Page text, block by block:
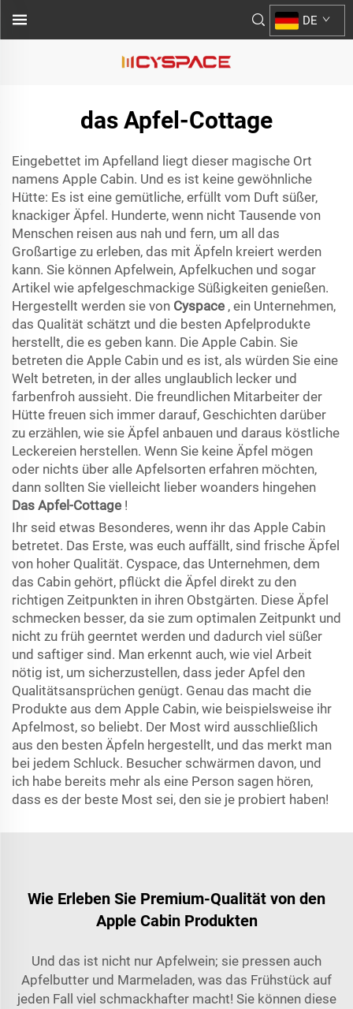
DE
das Apfel-Cottage
Eingebettet im Apfelland liegt dieser magische Ort
namens Apple Cabin. Und es ist keine gewöhnliche
Hütte: Es ist eine gemütliche, erfüllt vom Duft süßer,
knackiger Äpfel. Hunderte, wenn nicht Tausende von
Menschen reisen aus nah und fern, um all das
Großartige zu erleben, das mit Äpfeln kreiert werden
kann. Sie können Apfelwein, Apfelkuchen und sogar
Artikel wie apfelgeschmackige Süßigkeiten genießen.
Hergestellt werden sie von Cyspace , ein Unternehmen,
das Qualität schätzt und die besten Apfelprodukte
herstellt, die es geben kann. Die Apple Cabin. Sie
betreten die Apple Cabin und es ist, als würden Sie eine
Welt betreten, in der alles unglaublich lecker und
farbenfroh aussieht. Die freundlichen Mitarbeiter der
Hütte freuen sich immer darauf, Geschichten darüber
zu erzählen, wie sie Äpfel anbauen und daraus köstliche
Leckereien herstellen. Wenn Sie keine Äpfel mögen
oder nichts über alle Apfelsorten erfahren möchten,
dann sollten Sie vielleicht lieber woanders hingehen
Das Apfel-Cottage !
Ihr seid etwas Besonderes, wenn ihr das Apple Cabin
betretet. Das Erste, was euch auffällt, sind frische Äpfel
von hoher Qualität. Cyspace, das Unternehmen, dem
das Cabin gehört, pflückt die Äpfel direkt zu den
richtigen Zeitpunkten in ihren Obstgärten. Diese Äpfel
schmecken besser, da sie zum optimalen Zeitpunkt und
nicht zu früh geerntet werden und dadurch viel süßer
und saftiger sind. Man erkennt auch, wie viel Arbeit
nötig ist, um sicherzustellen, dass jeder Apfel den
Qualitätsansprüchen genügt. Genau das macht die
Produkte aus dem Apple Cabin, wie beispielsweise ihr
Apfelmost, so beliebt. Der Most wird ausschließlich
aus den besten Äpfeln hergestellt, und das merkt man
bei jedem Schluck. Besucher schwärmen davon, und
ich habe bereits mehr als eine Person sagen hören,
dass es der beste Most sei, den sie je probiert haben!
Wie Erleben Sie Premium-Qualität von den
Apple Cabin Produkten
Und das ist nicht nur Apfelwein; sie pressen auch
Apfelbutter und Marmeladen, was das Frühstück auf
jeden Fall viel schmackhafter macht! Sie können diese